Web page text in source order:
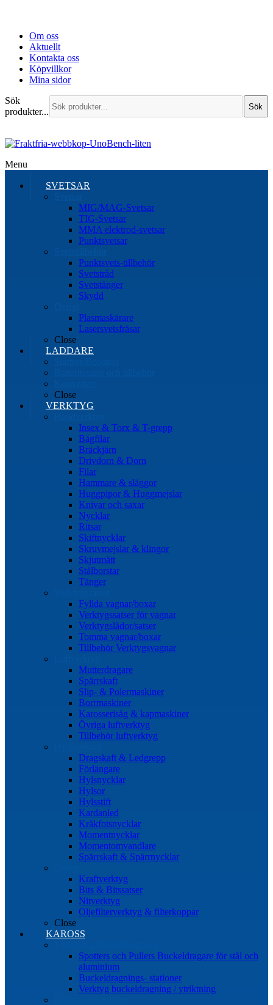
Om oss
Aktuellt
Kontakta oss
Köpvillkor
Mina sidor
Sök
produkter...
Sök
Menu
SVETSAR
MIG/MAG-Svetsar
TIG-Svetsar
MMA elektrod-svetsar
Punktsvetsar
Punktsvets-tillbehör
Svetstråd
Svetstänger
Skydd
Plasmaskärare
Lasersvetsfräsar
Close
LADDARE
Close
VERKTYG
Insex & Torx & T-grepp
Bågfilar
Bräckjärn
Drivdorn & Dorn
Filar
Hammare & släggor
Huggpipor & Huggmejslar
Knivar och saxar
Nycklar
Ritsar
Skiftnycklar
Skruvmejslar & klingor
Skjutmått
Stålborstar
Tänger
Fyllda vagnar/boxar
Verktygssatser för vagnar
Verktygslådor/satser
Tomma vagnar/boxar
Tillbehör Verktygsvagnar
Mutterdragare
Spärrskaft
Slip- & Polermaskiner
Borrmaskiner
Karosserisåg & kapmaskiner
Övriga luftverktyg
Tillbehör luftverktyg
Dragskaft & Ledgrepp
Förlängare
Hylsnycklar
Hylsor
Hylsstift
Kardanled
Kråkfotsnycklar
Momentnycklar
Momentomvandlare
Spärrskaft & Spärrnycklar
Kraftverktyg
Bits & Bitssatser
Nitverktyg
Oljefilterverktyg & filterkoppar
Close
KAROSS
Spotters och Pullers Buckeldragare för stål och
aluminium
Buckeldragnings- stationer
Verktyg buckeldragning / ytriktning